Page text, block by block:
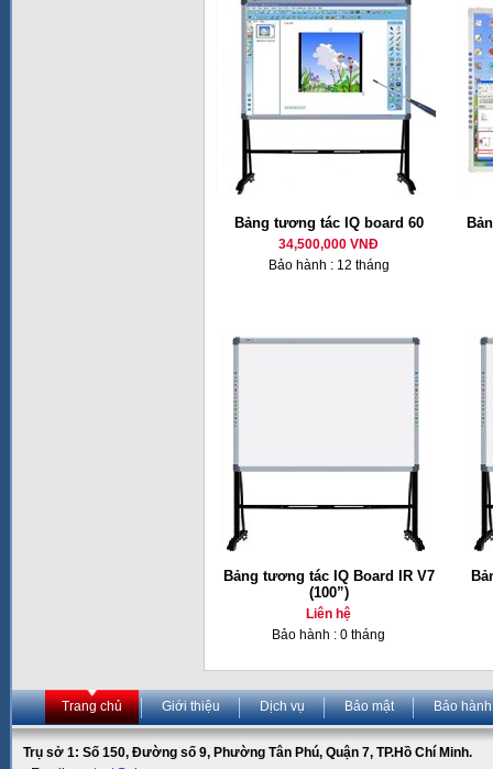
Bảng tương tác IQ board 60
34,500,000 VNĐ
Bảo hành : 12 tháng
Bảng tương tác IQ Board IR V7
(100”)
Liên hệ
Bảo hành : 0 tháng
Trang chủ Giới thiệu Dịch vụ Bảo mật Bảo hành
Trụ sở 1: Số 150, Đường số 9, Phường Tân Phú, Quận 7, TP.Hồ Chí Minh.